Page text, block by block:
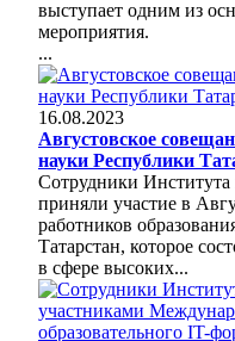
выступает одним из
мероприятия.
...
16.08.2023
Августовское
науки Республики
Сотрудники
приняли участие в
работников
Татарстан, которое
в сфере высоких...